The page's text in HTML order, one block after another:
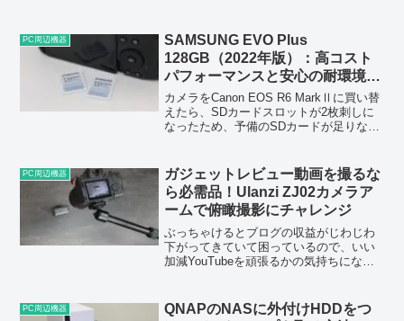
ニターは長時間使用していると徐々に色
が変わっていく。実際もう...
PC周辺機器
SAMSUNG EVO Plus
128GB（2022年版）：高コスト
パフォーマンスと安心の耐環境性
能を持つカメラ向けSDカード
【レビュー】
カメラをCanon EOS R6 MarkⅡに買い替
えたら、SDカードスロットが2枚刺しに
なったため、予備のSDカードが足りない
版）前回買ったSD...
PC周辺機器
ガジェットレビュー動画を撮るな
ら必需品！Ulanzi ZJ02カメラア
ームで俯瞰撮影にチャレンジ
ぶっちゃけるとブログの収益がじわじわ
下がってきていて困っているので、いい
加減YouTubeを頑張るかの気持ちになっ
方、動画を撮って編集するのは時間もか
PC周辺機器
QNAPのNASに外付けHDDをつ